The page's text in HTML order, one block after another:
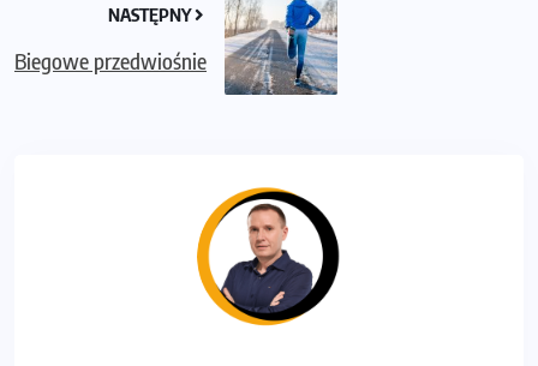
NASTĘPNY
Biegowe przedwiośnie